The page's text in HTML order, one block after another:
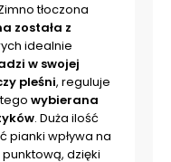
tłoczona
została z
idealnie
w swojej
pleśni, reguluje
wybierana
. Duża ilość
pianki wpływa na
dzięki